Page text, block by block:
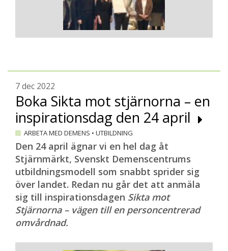
7 dec 2022
Boka Sikta mot stjärnorna – en
inspirationsdag den 24 april
ARBETA MED DEMENS • UTBILDNING
Den 24 april ägnar vi en hel dag åt
Stjärnmärkt, Svenskt Demenscentrums
utbildningsmodell som snabbt sprider sig
över landet. Redan nu går det att anmäla
sig till inspirationsdagen Sikta mot
Stjärnorna – vägen till en personcentrerad
omvårdnad.